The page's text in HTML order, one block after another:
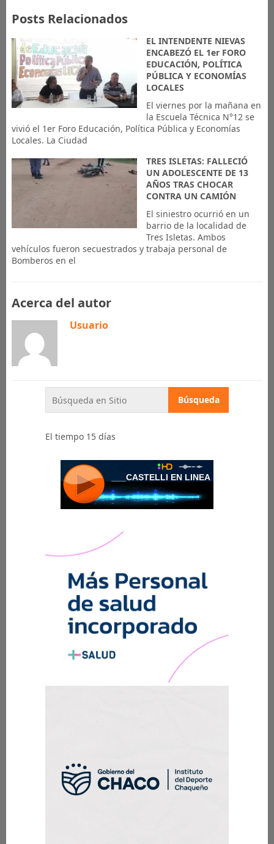
Posts Relacionados
EL INTENDENTE NIEVAS
ENCABEZÓ EL 1er FORO
EDUCACIÓN, POLÍTICA
PÚBLICA Y ECONOMÍAS
LOCALES
El viernes por la mañana en
la Escuela Técnica N°12 se
vivió el 1er Foro Educación, Política Pública y Economías
Locales. La Ciudad
TRES ISLETAS: FALLECIÓ
UN ADOLESCENTE DE 13
AÑOS TRAS CHOCAR
CONTRA UN CAMIÓN
El siniestro ocurrió en un
barrio de la localidad de
Tres Isletas. Ambos
vehículos fueron secuestrados y trabaja personal de
Bomberos en el
Acerca del autor
Usuario
El tiempo 15 días